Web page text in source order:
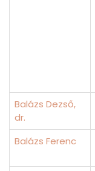
Balázs Dezső,
dr.
Balázs Ferenc